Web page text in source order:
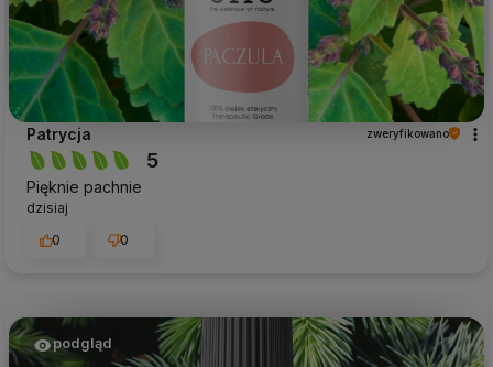
Patrycja zweryfikowano
5
Pięknie pachnie
dzisiaj
0
0
podgląd